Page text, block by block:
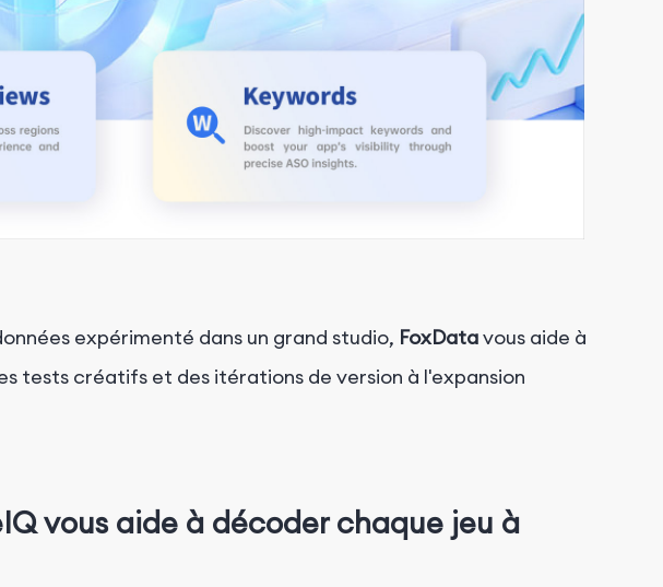
expérimenté dans un grand studio, FoxDatavous aide à
tests créatifs et des itérations de version à l'expansion
vous aide à décoder chaque jeu à